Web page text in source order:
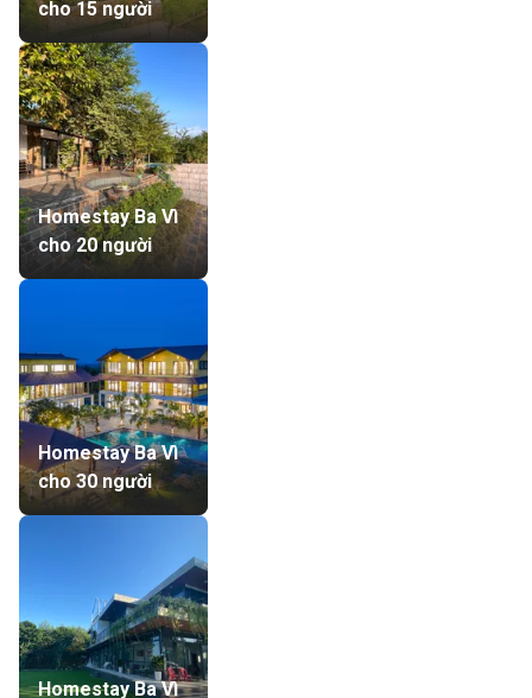
cho 15 người
Homestay Ba Vì
cho 20 người
Homestay Ba Vì
cho 30 người
Homestay Ba Vì